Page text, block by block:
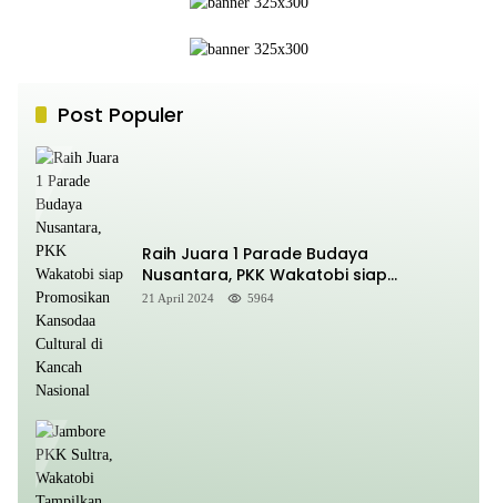
Post Populer
Raih Juara 1 Parade Budaya
Nusantara, PKK Wakatobi siap
Promosikan Kansodaa Cultural di
21 April 2024 5964